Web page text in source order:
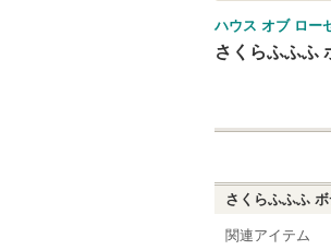
ハウス オブ ロー
さくらふふふ
さくらふふふ
関連アイテム